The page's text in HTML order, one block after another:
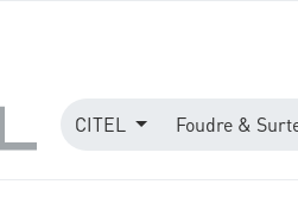
CITEL Foudre &